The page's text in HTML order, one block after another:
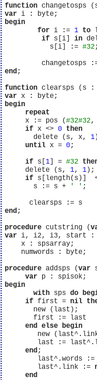
function changetosps
var
begin
for i := 1 to
if s[i] in
           s[i] :=
#32;
end;
function clearsps (s
var
begin
repeat
     x := pos (
#32#32,
if x <> 0 then
       delete (s, x,
1
until x = 0;
if s[1 ] = #32
     delete (s,
1, 1 );
if s[length(s)]
       s := s +
' ' ;
end;
procedure cutstring (
var i, i2, i3, start :
    x : spsarray;
    numwords : byte;
procedure addsps (var
var
begin
with sps do
if first = nil
       new (last);
       first := last
end else begin
new
last :=
end;
last^.words :=
        last^.link :=
end